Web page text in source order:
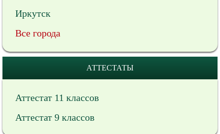
Иркутск
Все города
АТТЕСТАТЫ
Аттестат 11 классов
Аттестат 9 классов